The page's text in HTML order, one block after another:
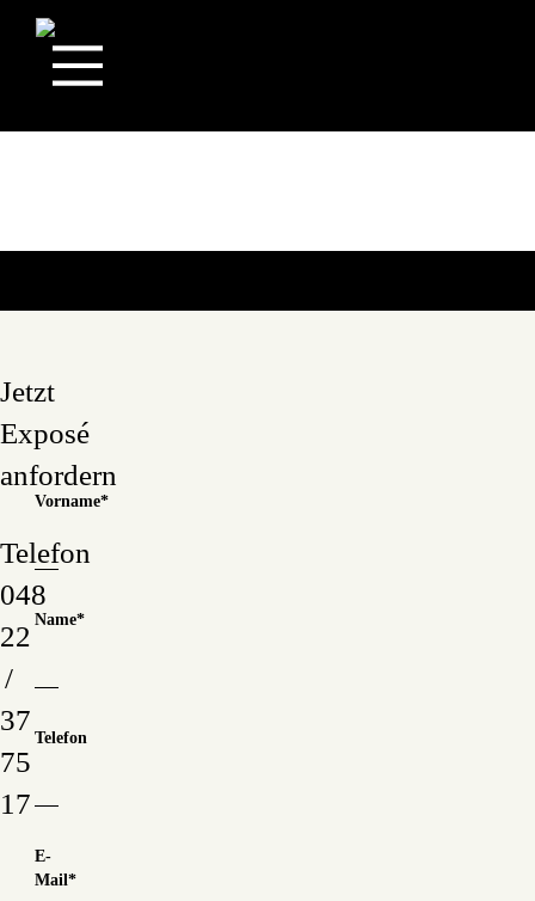
Jetzt
Exposé
anfordern
Telefon
048
22
/
37
75
17
Vorname*
Name*
Telefon
E-
Mail*